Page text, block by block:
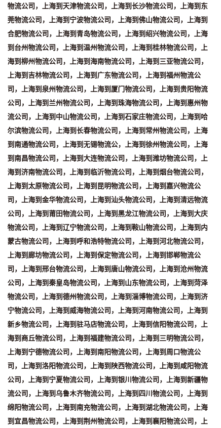
物流公司，上海到天津物流公司，上海到长沙物流公司，上海到东
莞物流公司，上海到宁波物流公司，上海到佛山物流公司，上海到
合肥物流公司，上海到青岛物流公司，上海到绍兴物流公司，上海
到台州物流公司，上海到温州物流公司，上海到桂林物流公司，上
海到柳州物流公司，上海到海南物流公司，上海到三亚物流公司，
上海到吉林物流公司，上海到广东物流公司，上海到福州物流公
司，上海到泉州物流公司，上海到厦门物流公司，上海到贵阳物流
公司，上海到兰州物流公司，上海到珠海物流公司，上海到惠州物
流公司，上海到中山物流公司，上海到石家庄物流公司，上海到哈
尔滨物流公司，上海到长春物流公司，上海到常州物流公司，上海
到南通物流公司，上海到无锡物流公，上海到徐州物流公司，上海
到南昌物流公司，上海到大连物流公司，上海到潍坊物流公司，上
海到济南物流公司，上海到临沂物流公司，上海到烟台物流公司，
上海到太原物流公司，上海到昆明物流公司，上海到嘉兴物流公
司，上海到金华物流公司，上海到汕头物流公司，上海到清远物流
公司，上海到莆田物流公司，上海到黑龙江物流公司，上海到大庆
物流公司，上海到辽宁物流公司，上海到鞍山物流公司，上海到内
蒙古物流公司，上海到呼和浩特物流公司，上海到河北物流公司，
上海到廊坊物流公司，上海到保定物流公司，上海到邯郸物流公
司，上海到邢台物流公司，上海到唐山物流公司，上海到沧州物流
公司，上海到秦皇岛物流公司，上海到山东物流公司，上海到菏泽
物流公司，上海到德州物流公司，上海到淄博物流公司，上海到济
宁物流公司，上海到威海物流公司，上海到河南物流公司，上海到
新乡物流公司，上海到驻马店物流公司，上海到信阳物流公司，上
海到商丘物流公司，上海到福建物流公司，上海到三明物流公司，
上海到宁德物流公司，上海到南阳物流公司，上海到周口物流公
司，上海到洛阳物流公司，上海到陕西物流公司，上海到咸阳物流
公司，上海到宁夏物流公司，上海到银川物流公司，上海到新疆物
流公司，上海到乌鲁木齐物流公司，上海到四川物流公司，上海到
绵阳物流公司，上海到南充物流公司，上海到湖北物流公司，上海
到宜昌物流公司，上海到荆州物流公司，上海到襄阳物流公司，上